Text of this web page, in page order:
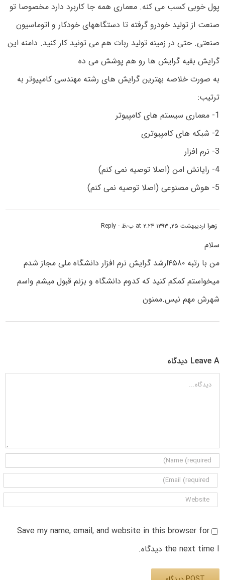
پول خوبی کسب می کنه. معماری همه جا کاربرد دارد مخصوصا تو
صنعت از تولید خودرو گرفته تا دستگاههای خودکار و اتوماسیون
صنعتی. حتی در زمینه تولید ربات هم می تونید کار کنید. دامنه این
گرایش بقیه گرایش ها رو هم پوشش می ده
به صورت خلاصه بهترین گرایش های رشته مهندسی کامپیوتر به
ترتیب:
1- معماری سیستم های کامپیوتر
2- شبکه های کامپیوتری
3- نرم افزار
4- رایانش امن (اصلا توصیه نمی کنم)
5- هوش مصنوعی (اصلا توصیه نمی کنم)
زهرااردیبهشت ۲۵, ۱۳۹۳ at ۲:۲۴ ب٫ظ - Reply
سلام
من با رتبه ۴۵۸۰ارشد گرایش نرم افزار دانشگاه ملی مجاز شدم
میخواستم کمکم کنید که کدوم دانشگاه و بزنم قبول میشم واسم
شهرش مهم نیس.ممنون
Leave A دیدگاه
دیدگاه
Save my name, email, and website in this browser for
the next time I دیدگاه.